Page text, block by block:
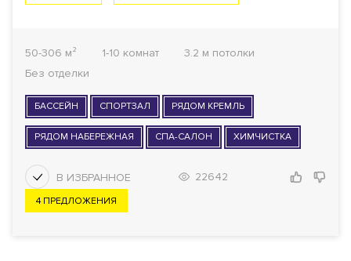
50-306 м² 1-10 комнат
3.2 м потолки
Без отделки
БАССЕЙН СПОРТЗАЛ РЯДОМ КРЕМЛЬ
РЯДОМ НАБЕРЕЖНАЯ СПА-САЛОН ХИМЧИСТКА
22642
4 ПРЕДЛОЖЕНИЯ